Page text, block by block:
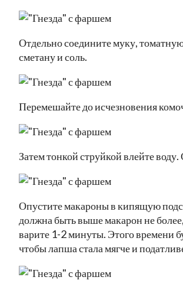
Отдельно соедините муку,
сметану и соль.
Перемешайте до исчезновения
Затем тонкой струйкой влейте воду.
Опустите макароны в кипящую
должна быть выше макарон не
варите 1-2 минуты. Этого времени
чтобы лапша стала мягче и